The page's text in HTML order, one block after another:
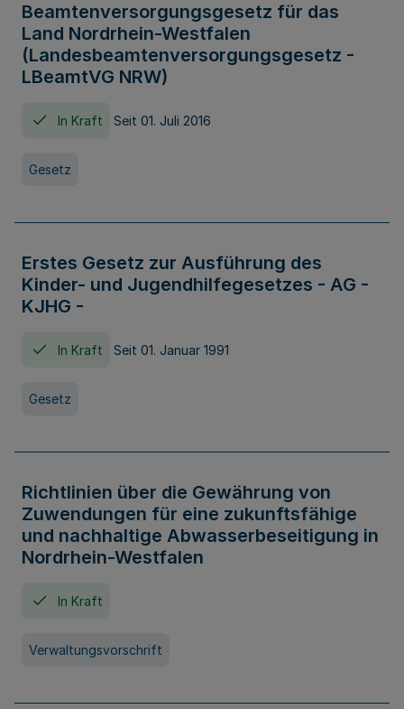
Beamtenversorgungsgesetz für das
Land Nordrhein-Westfalen
(Landesbeamtenversorgungsgesetz -
LBeamtVG NRW)
In Kraft Seit 01. Juli 2016
Gesetz
Erstes Gesetz zur Ausführung des
Kinder- und Jugendhilfegesetzes - AG -
KJHG -
In Kraft Seit 01. Januar 1991
Gesetz
Richtlinien über die Gewährung von
Zuwendungen für eine zukunftsfähige
und nachhaltige Abwasserbeseitigung in
Nordrhein-Westfalen
In Kraft
Verwaltungsvorschrift